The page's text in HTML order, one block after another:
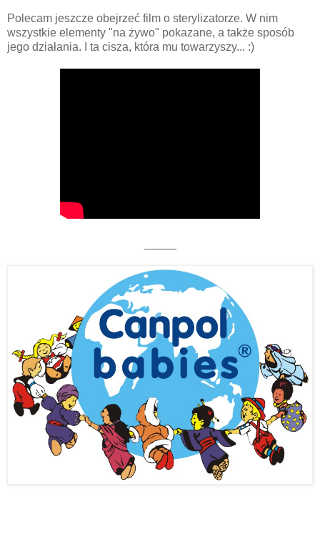
Polecam jeszcze obejrzeć film o sterylizatorze. W nim
wszystkie elementy "na żywo" pokazane, a także sposób
jego działania. I ta cisza, która mu towarzyszy... :)